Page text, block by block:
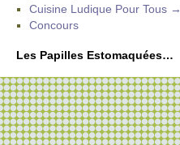
Cuisine Ludique Pour Tous →
Concours
Les Papilles Estomaquées…